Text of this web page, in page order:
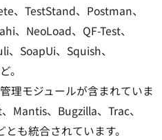
、TestStand、Postman、
、NeoLoad、QF-Test、
SoapUi、Squish、
。
理モジュールが含まれていま
Mantis、Bugzilla、Trac、
も統合されています。